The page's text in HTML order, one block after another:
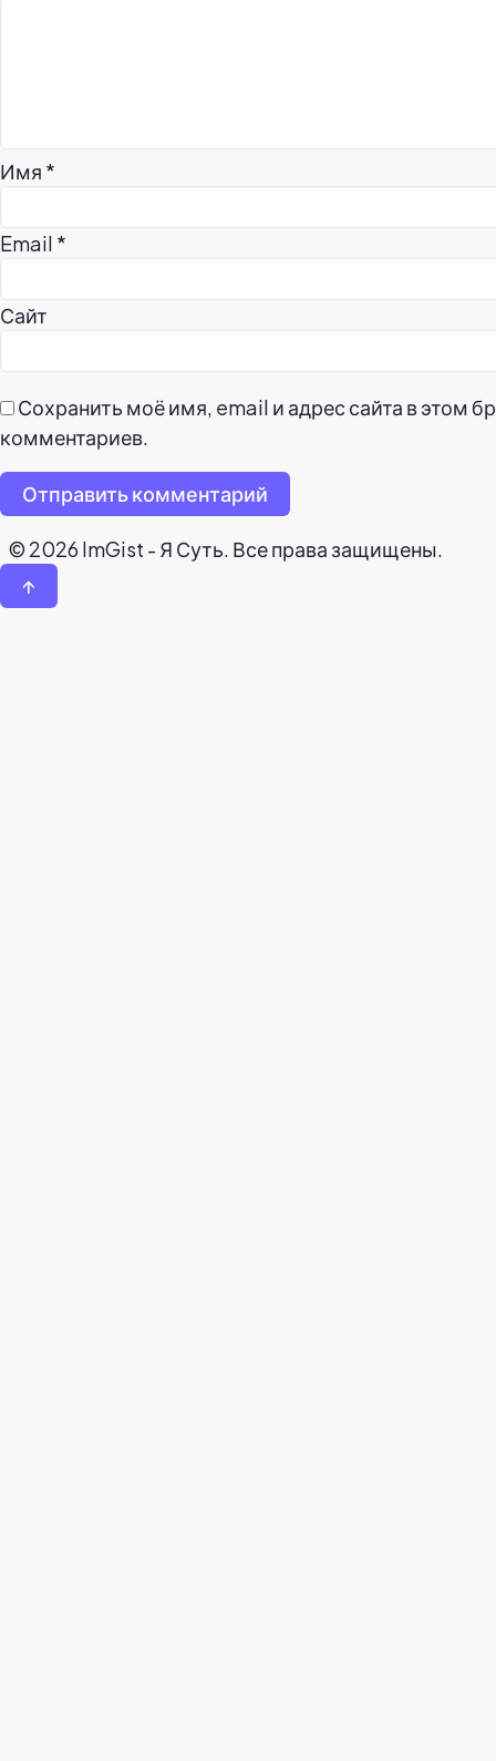
Имя *
Email *
Сайт
Сохранить моё имя, email и адрес сайта в этом
комментариев.
Отправить комментарий
© 2026 ImGist - Я Суть. Все права защищены.
↑